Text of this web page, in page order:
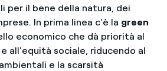
per il bene della natura, dei
In prima linea c'è la green
economico che dà priorità al
all'equità sociale, riducendo al
e la scarsità